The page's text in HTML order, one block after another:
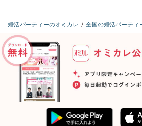
婚活パーティーのオミカレ 全国の婚活パーティ